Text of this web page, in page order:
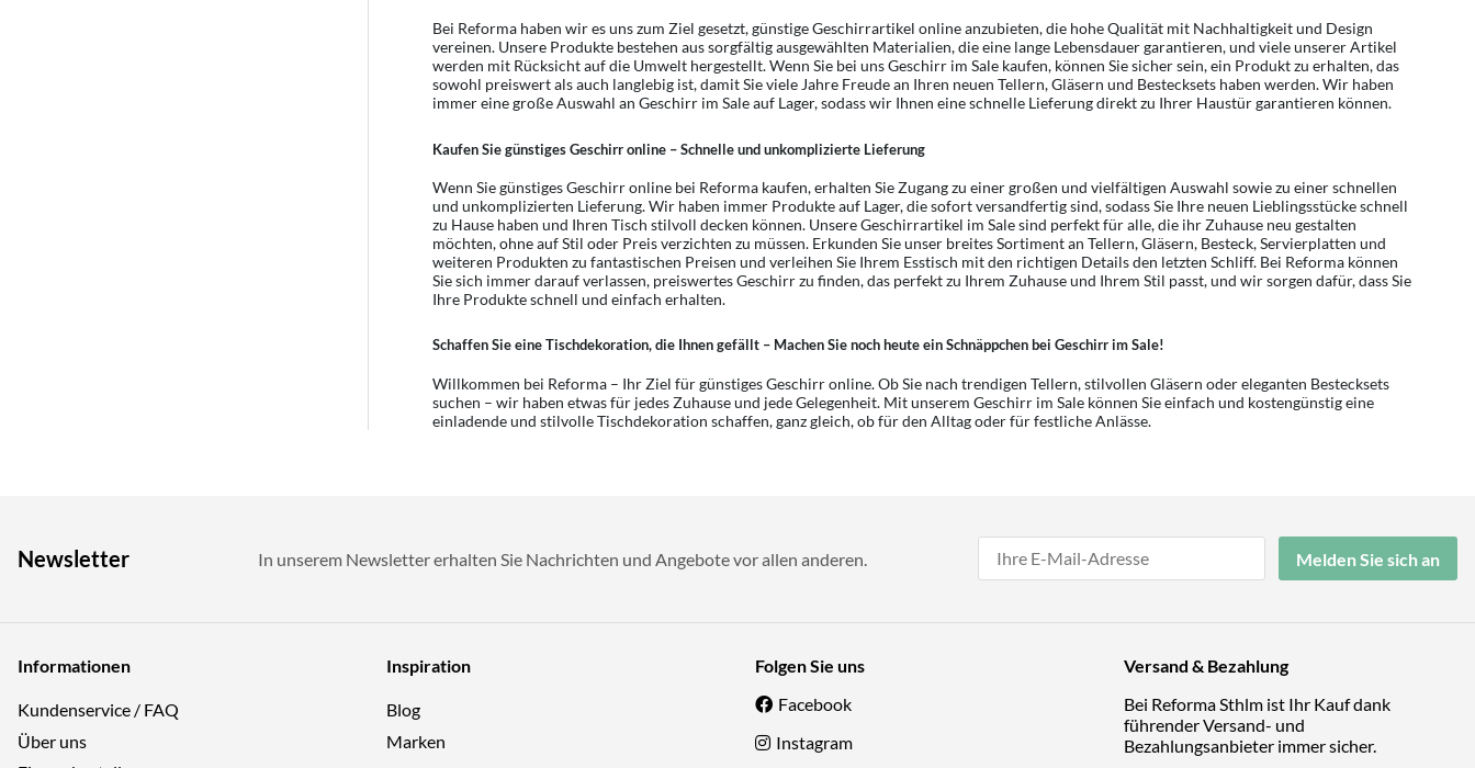
Bei Reforma haben wir es uns zum Ziel gesetzt, günstige Geschirrartikel online anzubieten, die hohe Qualität mit Nachhaltigkeit und Design
vereinen. Unsere Produkte bestehen aus sorgfältig ausgewählten Materialien, die eine lange Lebensdauer garantieren, und viele unserer Artikel
werden mit Rücksicht auf die Umwelt hergestellt. Wenn Sie bei uns Geschirr im Sale kaufen, können Sie sicher sein, ein Produkt zu erhalten, das
sowohl preiswert als auch langlebig ist, damit Sie viele Jahre Freude an Ihren neuen Tellern, Gläsern und Bestecksets haben werden. Wir haben
immer eine große Auswahl an Geschirr im Sale auf Lager, sodass wir Ihnen eine schnelle Lieferung direkt zu Ihrer Haustür garantieren können.
Kaufen Sie günstiges Geschirr online – Schnelle und unkomplizierte Lieferung
Wenn Sie günstiges Geschirr online bei Reforma kaufen, erhalten Sie Zugang zu einer großen und vielfältigen Auswahl sowie zu einer schnellen
und unkomplizierten Lieferung. Wir haben immer Produkte auf Lager, die sofort versandfertig sind, sodass Sie Ihre neuen Lieblingsstücke schnell
zu Hause haben und Ihren Tisch stilvoll decken können. Unsere Geschirrartikel im Sale sind perfekt für alle, die ihr Zuhause neu gestalten
möchten, ohne auf Stil oder Preis verzichten zu müssen. Erkunden Sie unser breites Sortiment an Tellern, Gläsern, Besteck, Servierplatten und
weiteren Produkten zu fantastischen Preisen und verleihen Sie Ihrem Esstisch mit den richtigen Details den letzten Schliff. Bei Reforma können
Sie sich immer darauf verlassen, preiswertes Geschirr zu finden, das perfekt zu Ihrem Zuhause und Ihrem Stil passt, und wir sorgen dafür, dass Sie
Ihre Produkte schnell und einfach erhalten.
Schaffen Sie eine Tischdekoration, die Ihnen gefällt – Machen Sie noch heute ein Schnäppchen bei Geschirr im Sale!
Willkommen bei Reforma – Ihr Ziel für günstiges Geschirr online. Ob Sie nach trendigen Tellern, stilvollen Gläsern oder eleganten Bestecksets
suchen – wir haben etwas für jedes Zuhause und jede Gelegenheit. Mit unserem Geschirr im Sale können Sie einfach und kostengünstig eine
einladende und stilvolle Tischdekoration schaffen, ganz gleich, ob für den Alltag oder für festliche Anlässe.
Newsletter In unserem Newsletter erhalten Sie Nachrichten und Angebote vor allen anderen. Melden Sie sich an
Informationen
Kundenservice / FAQ
Über uns
Inspiration
Blog
Marken
Folgen Sie uns
Facebook
Instagram
Versand & Bezahlung
Bei Reforma Sthlm ist Ihr Kauf dank
führender Versand- und
Bezahlungsanbieter immer sicher.